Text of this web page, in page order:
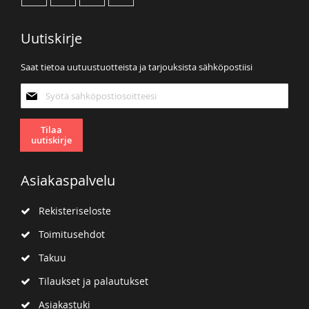
Uutiskirje
Saat tietoa uutuustuotteista ja tarjouksista sähköpostiisi
uutiskirjeemme:
Tilaa
uutiskirje
Asiakaspalvelu
Rekisteriseloste
Toimitusehdot
Takuu
Tilaukset ja palautukset
Asiakastuki